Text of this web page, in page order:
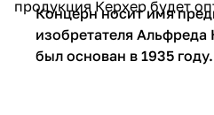
продукция Керхер будет
Концерн носит имя
изобретателя
был основан в 1935 году.